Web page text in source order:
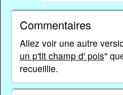
Commentaires
Allez voir une autre
un p'tit champ d' pois"
recueillie.